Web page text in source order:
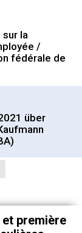
sur la
/
fédérale de
über
première